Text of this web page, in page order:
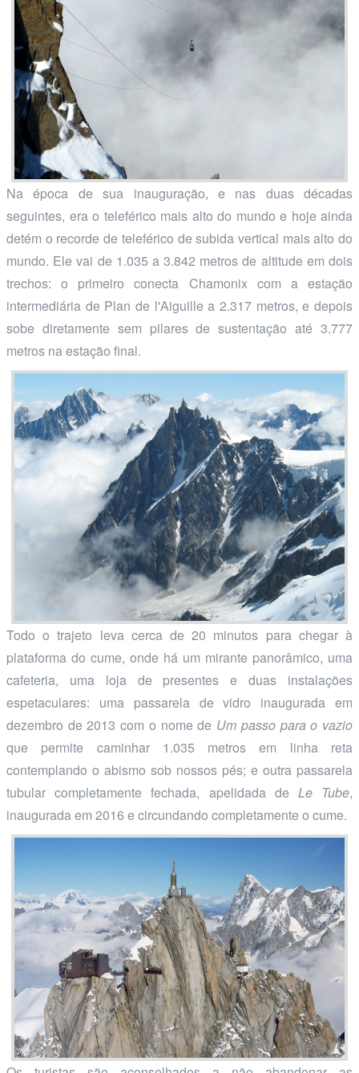
Na época de sua inauguração, e nas duas décadas
seguintes, era o teleférico mais alto do mundo e hoje ainda
detém o recorde de teleférico de subida vertical mais alto do
mundo. Ele vai de 1.035 a 3.842 metros de altitude em dois
trechos: o primeiro conecta Chamonix com a estação
intermediária de Plan de l'Aiguille a 2.317 metros, e depois
sobe diretamente sem pilares de sustentação até 3.777
metros na estação final.
Todo o trajeto leva cerca de 20 minutos para chegar à
plataforma do cume, onde há um mirante panorâmico, uma
cafeteria, uma loja de presentes e duas instalações
espetaculares: uma passarela de vidro inaugurada em
dezembro de 2013 com o nome de Um passo para o vazio
que permite caminhar 1.035 metros em linha reta
contemplando o abismo sob nossos pés; e outra passarela
tubular completamente fechada, apelidada de Le Tube,
inaugurada em 2016 e circundando completamente o cume.